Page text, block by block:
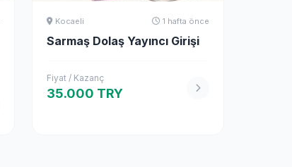
Kocaeli 1 hafta önce
Sarmaş Dolaş Yayıncı Girişi
Fiyat / Kazanç
35.000 TRY